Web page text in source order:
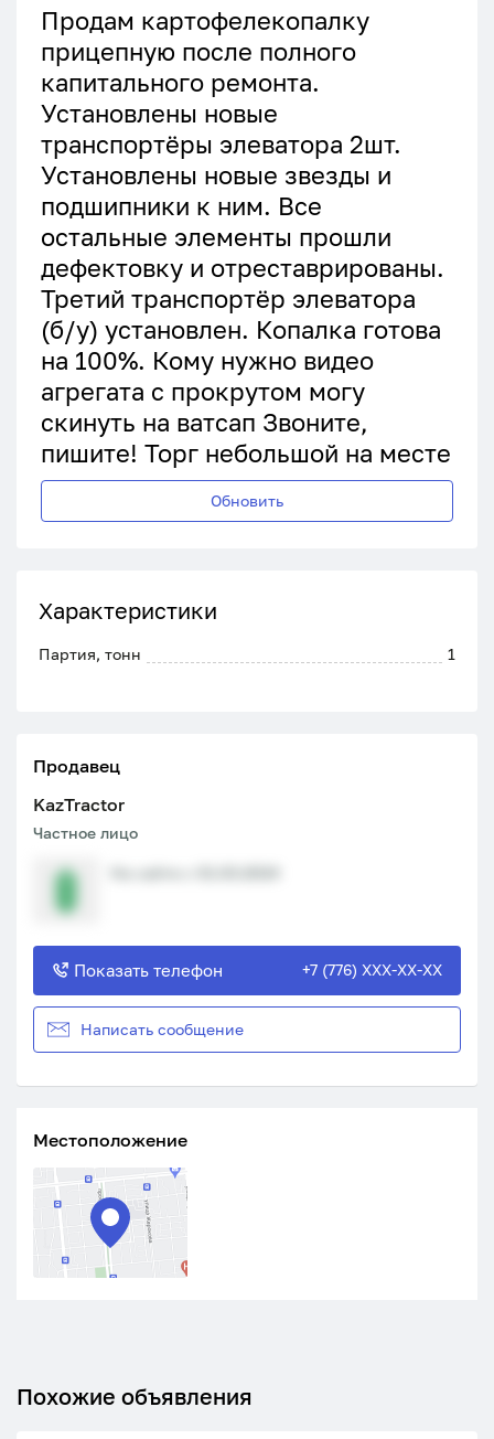
Продам картофелекопалку
прицепную после полного
капитального ремонта.
Установлены новые
транспортёры элеватора 2шт.
Установлены новые звезды и
подшипники к ним. Все
остальные элементы прошли
дефектовку и отреставрированы.
Третий транспортёр элеватора
(б/у) установлен. Копалка готова
на 100%. Кому нужно видео
агрегата с прокрутом могу
скинуть на ватсап Звоните,
пишите! Торг небольшой на месте
Обновить
Характеристики
Партия, тонн 1
Продавец
KazTractor
Частное лицо
Показать телефон +7 (776) XXX-XX-XX
Написать сообщение
Местоположение
Похожие объявления